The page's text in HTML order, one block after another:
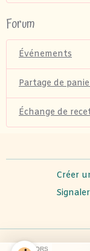
Forum
Événements
Partage de
Échange de
Créer
SPONSORS